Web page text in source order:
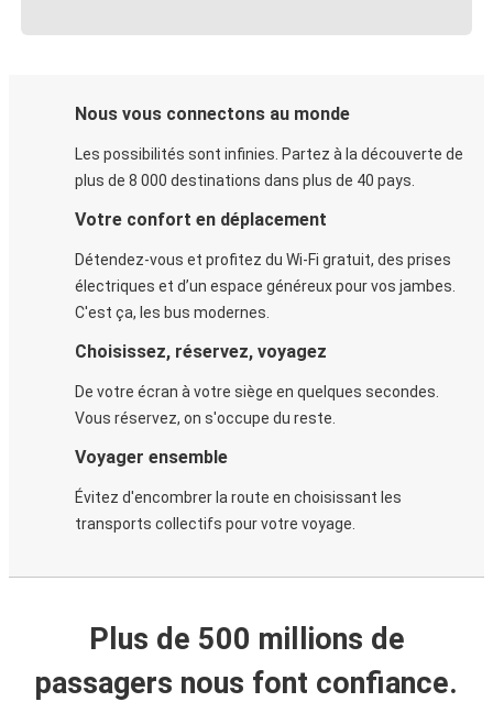
Nous vous connectons au monde
Les possibilités sont infinies. Partez à la découverte de
plus de 8 000 destinations dans plus de 40 pays.
Votre confort en déplacement
Détendez-vous et profitez du Wi-Fi gratuit, des prises
électriques et d’un espace généreux pour vos jambes.
C'est ça, les bus modernes.
Choisissez, réservez, voyagez
De votre écran à votre siège en quelques secondes.
Vous réservez, on s'occupe du reste.
Voyager ensemble
Évitez d'encombrer la route en choisissant les
transports collectifs pour votre voyage.
Plus de 500 millions de
passagers nous font confiance.